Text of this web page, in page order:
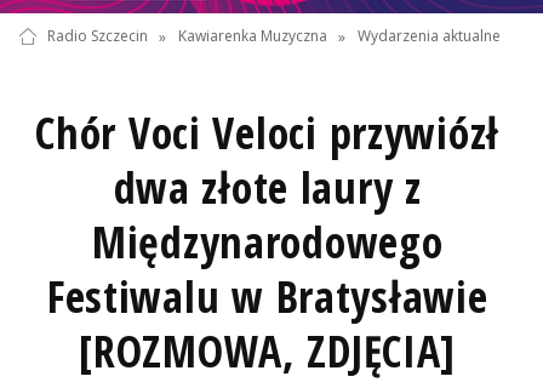
Radio Szczecin » Kawiarenka Muzyczna » Wydarzenia aktualne
Chór Voci Veloci przywiózł
dwa złote laury z
Międzynarodowego
Festiwalu w Bratysławie
[ROZMOWA, ZDJĘCIA]